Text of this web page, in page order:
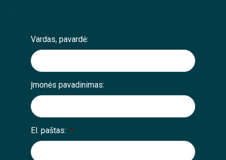
;
Vardas, pavardė:
Įmonės pavadinimas:
El. paštas: *